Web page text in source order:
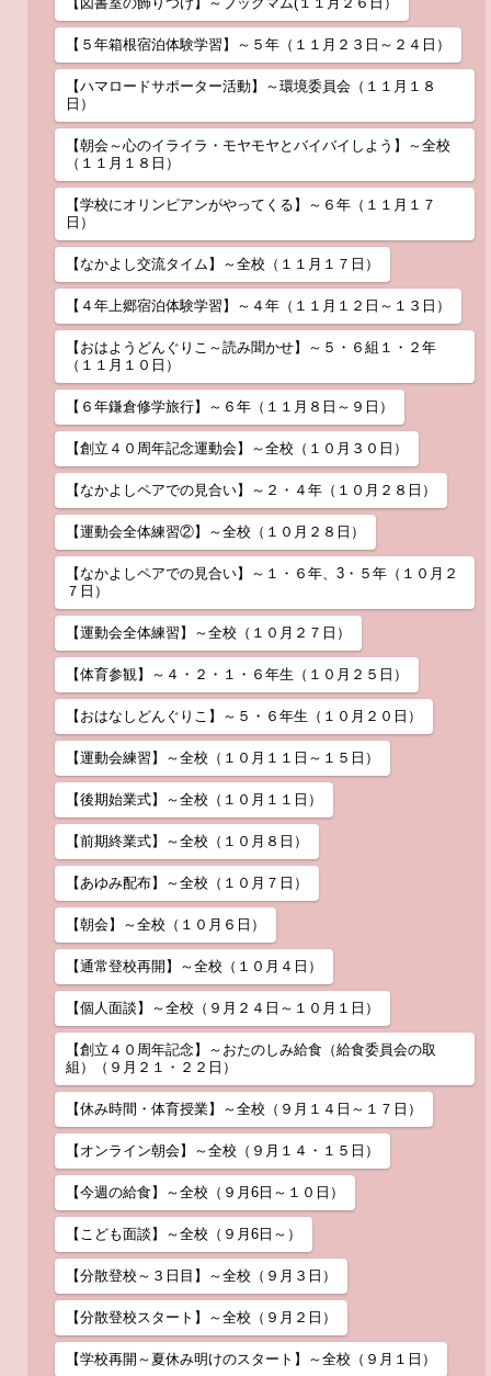
【５年箱根宿泊体験学習】～５年（１１月２３日～２４日）
【ハマロードサポーター活動】～環境委員会（１１月１８
日）
【朝会～心のイライラ・モヤモヤとバイバイしよう】～全校
（１１月１８日）
【学校にオリンピアンがやってくる】～６年（１１月１７
日）
【なかよし交流タイム】～全校（１１月１７日）
【４年上郷宿泊体験学習】～４年（１１月１２日～１３日）
【おはようどんぐりこ～読み聞かせ】～５・６組１・２年
（１１月１０日）
【６年鎌倉修学旅行】～６年（１１月８日～９日）
【創立４０周年記念運動会】～全校（１０月３０日）
【なかよしペアでの見合い】～２・４年（１０月２８日）
【運動会全体練習②】～全校（１０月２８日）
【なかよしペアでの見合い】～１・６年、3・５年（１０月２
７日）
【運動会全体練習】～全校（１０月２７日）
【体育参観】～４・２・１・６年生（１０月２５日）
【おはなしどんぐりこ】～５・６年生（１０月２０日）
【運動会練習】～全校（１０月１１日～１５日）
【後期始業式】～全校（１０月１１日）
【前期終業式】～全校（１０月８日）
【あゆみ配布】～全校（１０月７日）
【朝会】～全校（１０月６日）
【通常登校再開】～全校（１０月４日）
【個人面談】～全校（９月２４日～１０月１日）
【創立４０周年記念】～おたのしみ給食（給食委員会の取
組）（９月２１・２２日）
【休み時間・体育授業】～全校（９月１４日～１７日）
【オンライン朝会】～全校（９月１４・１５日）
【今週の給食】～全校（９月6日～１０日）
【こども面談】～全校（９月6日～）
【分散登校～３日目】～全校（９月３日）
【分散登校スタート】～全校（９月２日）
【学校再開～夏休み明けのスタート】～全校（９月１日）